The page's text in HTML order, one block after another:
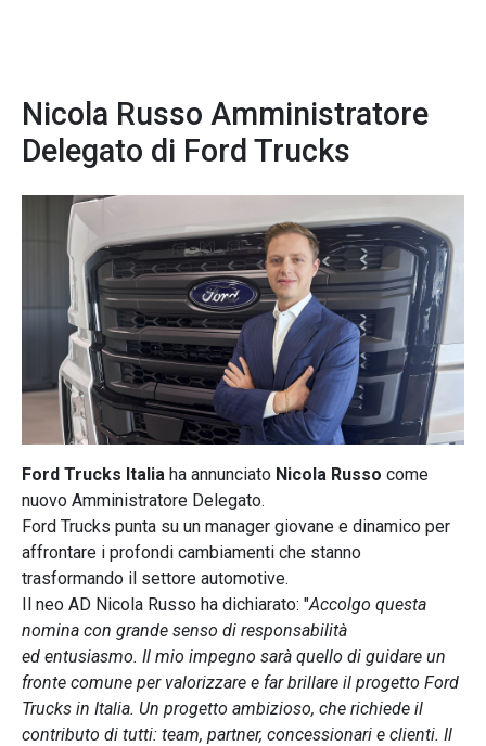
Nicola Russo Amministratore
Delegato di Ford Trucks
Ford Trucks Italia ha annunciato Nicola Russo come
nuovo Amministratore Delegato.
Ford Trucks punta su un manager giovane e dinamico per
affrontare i profondi cambiamenti che stanno
trasformando il settore automotive.
Il neo AD Nicola Russo ha dichiarato: "Accolgo questa
nomina con grande senso di responsabilità
ed entusiasmo. Il mio impegno sarà quello di guidare un
fronte comune per valorizzare e far brillare il progetto Ford
Trucks in Italia. Un progetto ambizioso, che richiede il
contributo di tutti: team, partner, concessionari e clienti. Il